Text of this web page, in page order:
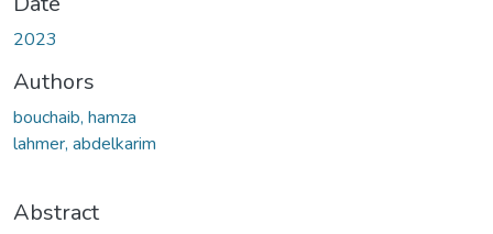
2023
Authors
bouchaib, hamza
lahmer, abdelkarim
Abstract